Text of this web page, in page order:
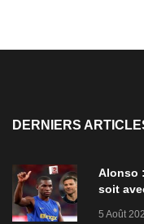
DERNIERS
Alonso
soit
5 Août